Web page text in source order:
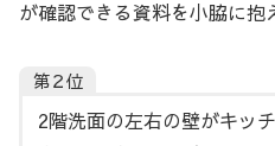
が確認できる資料を小脇に抱
第２位
2階洗面の左右の壁がキッ